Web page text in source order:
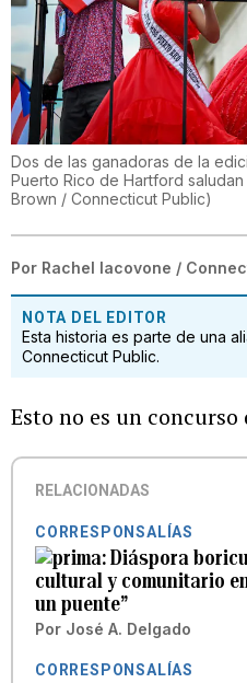
Dos de las ganadoras de la
Puerto Rico de Hartford
Brown / Connecticut Public)
Por Rachel Iacovone /
NOTA DEL EDITOR
Esta historia es parte de una
Connecticut Public.
Esto no es un concurso
RELACIONADAS
CORRESPONSALÍAS
Diáspora
cultural y comunitario
un puente”
Por José A. Delgado
CORRESPONSALÍAS